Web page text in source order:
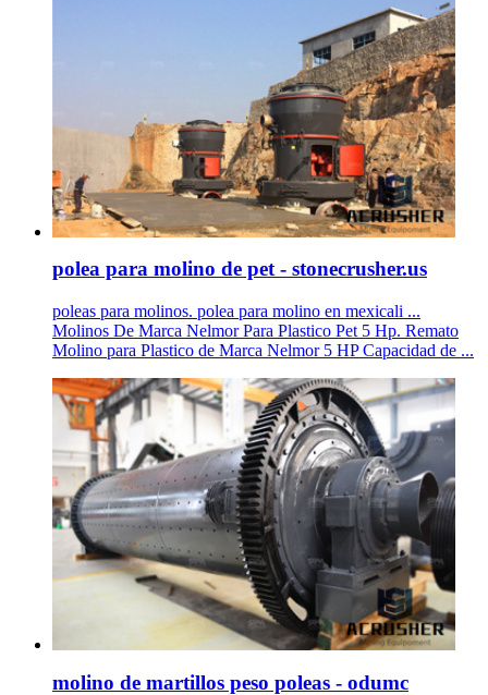
polea para molino de pet - stonecrusher.us
poleas para molinos. polea para molino en mexicali ...
Molinos De Marca Nelmor Para Plastico Pet 5 Hp. Remato
Molino para Plastico de Marca Nelmor 5 HP Capacidad de ...
molino de martillos peso poleas - odumc